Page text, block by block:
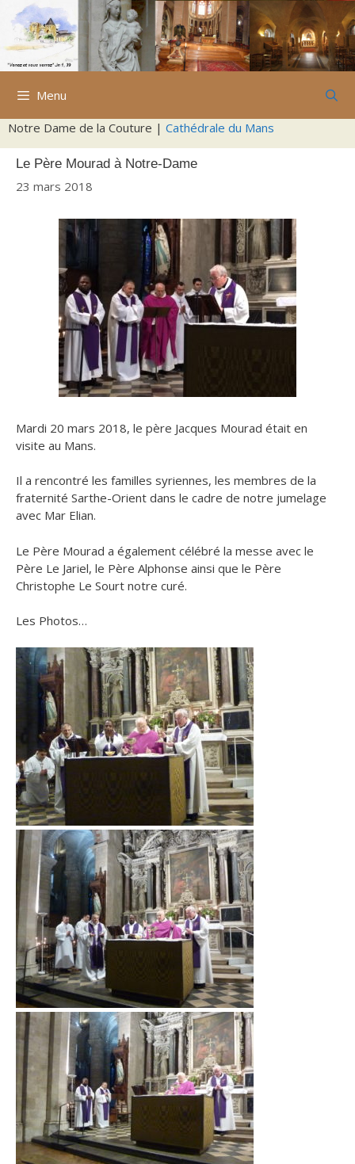
Aller
contenu
Menu
Notre Dame de la Couture | Cathédrale du Mans
Le Père Mourad à Notre-Dame
23 mars 2018
Mardi 20 mars 2018, le père Jacques Mourad était en
visite au Mans.
Il a rencontré les familles syriennes, les membres de la
fraternité Sarthe-Orient dans le cadre de notre jumelage
avec Mar Elian.
Le Père Mourad a également célébré la messe avec le
Père Le Jariel, le Père Alphonse ainsi que le Père
Christophe Le Sourt notre curé.
Les Photos…